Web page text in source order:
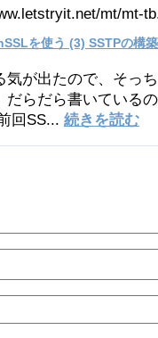
mt/mt-
を使う (3) SSTPの構築
が出たので、そっ
だらだら書いている
回SS... 続きを読む